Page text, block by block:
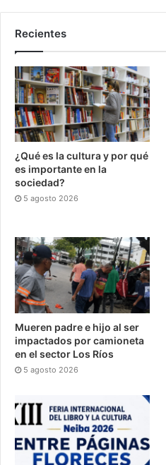
Recientes
¿Qué es la cultura y por qué
es importante en la
sociedad?
5 agosto 2026
Mueren padre e hijo al ser
impactados por camioneta
en el sector Los Ríos
5 agosto 2026